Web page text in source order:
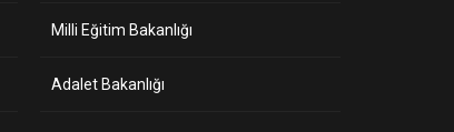
Milli Eğitim Bakanlığı
Adalet Bakanlığı